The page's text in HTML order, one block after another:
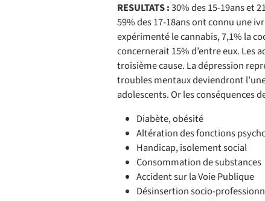
RESULTATS :30% des 15-19ans et
59% des 17-18ans ont connu une
expérimenté le cannabis, 7,1% la
concernerait 15% d’entre eux. Les
troisième cause. La dépression
troubles mentaux deviendront
adolescents. Or les conséquences
Diabète, obésité
Altération des fonctions
Handicap, isolement social
Consommation de substances
Accident sur la Voie Publique
Désinsertion socio-